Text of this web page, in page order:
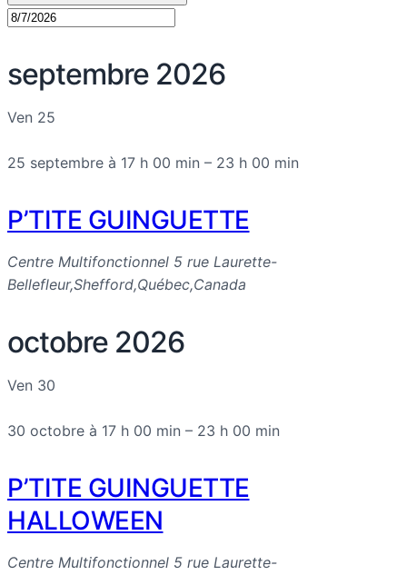
septembre 2026
Ven 25
25 septembre à 17 h 00 min – 23 h 00 min
P’TITE GUINGUETTE
Centre Multifonctionnel 5 rue Laurette-
Bellefleur,Shefford,Québec,Canada
octobre 2026
Ven 30
30 octobre à 17 h 00 min – 23 h 00 min
P’TITE GUINGUETTE
HALLOWEEN
Centre Multifonctionnel 5 rue Laurette-